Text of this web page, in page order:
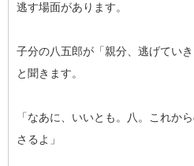
逃す場面があります。
子分の八五郎が「親分、逃げてい
と聞きます。
「なあに、いいとも。八。これか
さるよ」